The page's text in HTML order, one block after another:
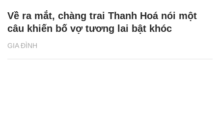
GIA ĐÌNH
Về ra mắt, chàng trai Thanh Hoá nói một
câu khiến bố vợ tương lai bật khóc